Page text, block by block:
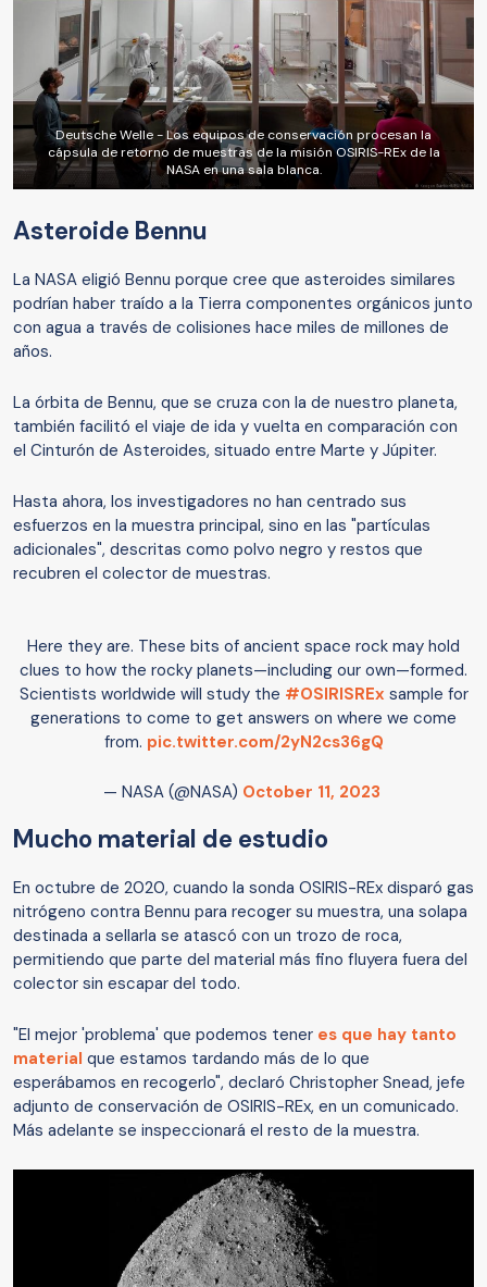
Deutsche Welle - Los equipos de conservación procesan la
cápsula de retorno de muestras de la misión OSIRIS-REx de la
NASA en una sala blanca.
Asteroide Bennu
La NASA eligió Bennu porque cree que asteroides similares
podrían haber traído a la Tierra componentes orgánicos junto
con agua a través de colisiones hace miles de millones de
años.
La órbita de Bennu, que se cruza con la de nuestro planeta,
también facilitó el viaje de ida y vuelta en comparación con
el Cinturón de Asteroides, situado entre Marte y Júpiter.
Hasta ahora, los investigadores no han centrado sus
esfuerzos en la muestra principal, sino en las "partículas
adicionales", descritas como polvo negro y restos que
recubren el colector de muestras.
Here they are. These bits of ancient space rock may hold
clues to how the rocky planets—including our own—formed.
Scientists worldwide will study the #OSIRISREx sample for
generations to come to get answers on where we come
from. pic.twitter.com/2yN2cs36gQ
— NASA (@NASA) October 11, 2023
Mucho material de estudio
En octubre de 2020, cuando la sonda OSIRIS-REx disparó gas
nitrógeno contra Bennu para recoger su muestra, una solapa
destinada a sellarla se atascó con un trozo de roca,
permitiendo que parte del material más fino fluyera fuera del
colector sin escapar del todo.
"El mejor 'problema' que podemos tener es que hay tanto
material que estamos tardando más de lo que
esperábamos en recogerlo", declaró Christopher Snead, jefe
adjunto de conservación de OSIRIS-REx, en un comunicado.
Más adelante se inspeccionará el resto de la muestra.